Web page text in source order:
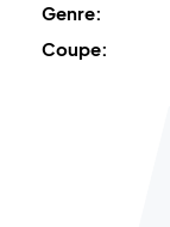
Genre:
Coupe: